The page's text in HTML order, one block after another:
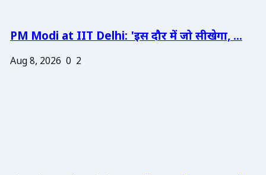
PM Modi at IIT Delhi: 'इस दौर में जो सीखेगा, ...
Aug 8, 2026 0 2